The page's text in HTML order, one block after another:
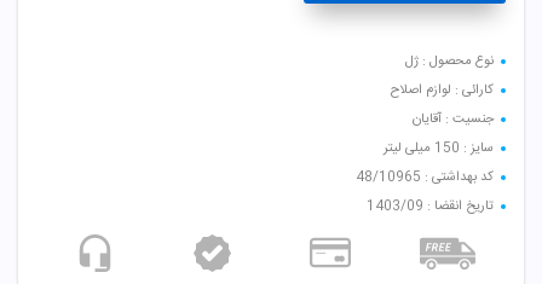
نوع محصول : ژل
کارائی : لوازم اصلاح
جنسیت : آقایان
سایز : 150 میلی لیتر
کد بهداشتی : 48/10965
تاریخ انقضا : 1403/09